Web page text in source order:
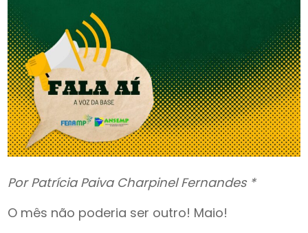
Por Patrícia Paiva Charpinel Fernandes *
O mês não poderia ser outro! Maio!